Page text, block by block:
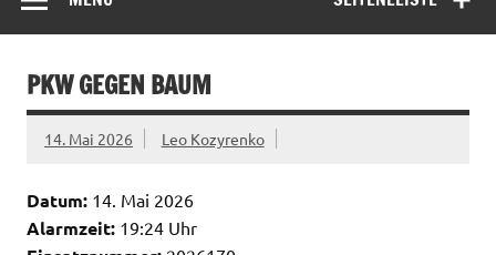
PKW GEGEN BAUM
14. Mai 2026 Leo Kozyrenko
Datum: 14. Mai 2026
Alarmzeit: 19:24 Uhr